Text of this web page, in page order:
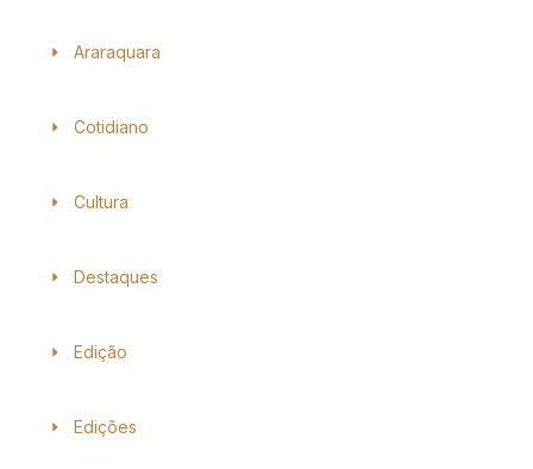
Araraquara
Cotidiano
Cultura
Destaques
Edição
Edições